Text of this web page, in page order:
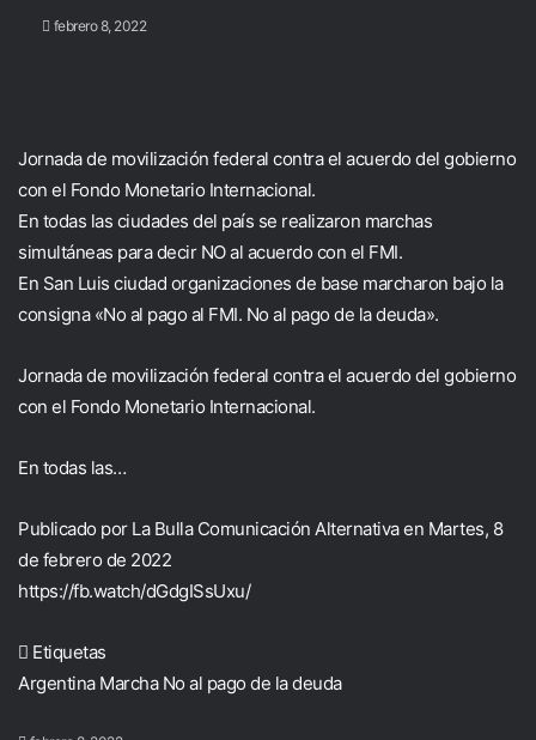
febrero 8, 2022
Jornada de movilización federal contra el acuerdo del gobierno
con el Fondo Monetario Internacional.
En todas las ciudades del país se realizaron marchas
simultáneas para decir NO al acuerdo con el FMI.
En San Luis ciudad organizaciones de base marcharon bajo la
consigna «No al pago al FMI. No al pago de la deuda».
Jornada de movilización federal contra el acuerdo del gobierno
con el Fondo Monetario Internacional.
En todas las…
Publicado por La Bulla Comunicación Alternativaen Martes, 8
de febrero de 2022
https://fb.watch/dGdgISsUxu/
Etiquetas
Argentina Marcha No al pago de la deuda